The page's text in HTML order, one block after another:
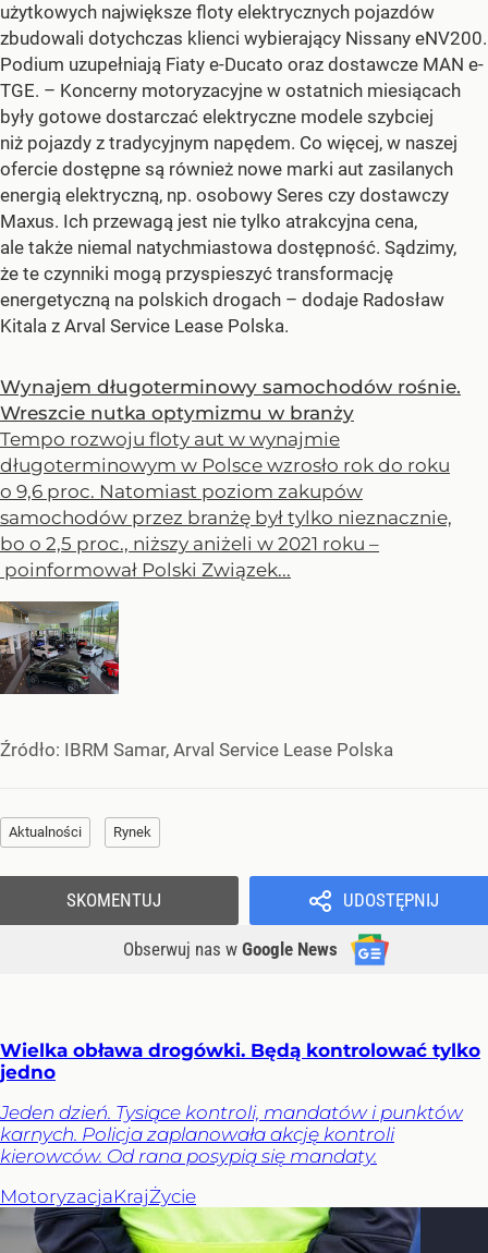
użytkowych największe floty elektrycznych pojazdów
zbudowali dotychczas klienci wybierający Nissany eNV200.
Podium uzupełniają Fiaty e-Ducato oraz dostawcze MAN e-
TGE. – Koncerny motoryzacyjne w ostatnich miesiącach
były gotowe dostarczać elektryczne modele szybciej
niż pojazdy z tradycyjnym napędem. Co więcej, w naszej
ofercie dostępne są również nowe marki aut zasilanych
energią elektryczną, np. osobowy Seres czy dostawczy
Maxus. Ich przewagą jest nie tylko atrakcyjna cena,
ale także niemal natychmiastowa dostępność. Sądzimy,
że te czynniki mogą przyspieszyć transformację
energetyczną na polskich drogach – dodaje Radosław
Kitala z Arval Service Lease Polska.
Wynajem długoterminowy samochodów rośnie.
Wreszcie nutka optymizmu w branży
Tempo rozwoju floty aut w wynajmie
długoterminowym w Polsce wzrosło rok do roku
o 9,6 proc. Natomiast poziom zakupów
samochodów przez branżę był tylko nieznacznie,
bo o 2,5 proc., niższy aniżeli w 2021 roku –
poinformował Polski Związek...
Źródło: IBRM Samar, Arval Service Lease Polska
Aktualności Rynek
UDOSTĘPNIJ
Obserwuj nas w Google News
SKOMENTUJ
Wielka obława drogówki. Będą kontrolować tylko
jedno
Jeden dzień. Tysiące kontroli, mandatów i punktów
karnych. Policja zaplanowała akcję kontroli
kierowców. Od rana posypią się mandaty.
MotoryzacjaKrajŻycie